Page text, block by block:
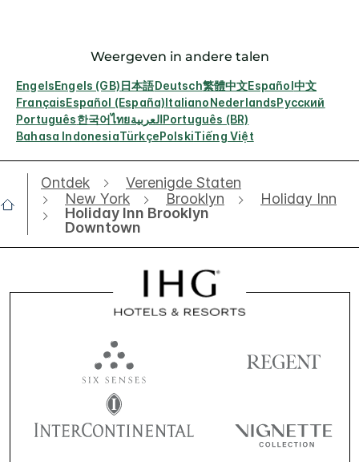
Weergeven in andere talen
EngelsEngels (GB)日本語Deutsch繁體中文Español中文
FrançaisEspañol (España)ItalianoNederlandsРусский
Português한국어ไทยالعربيةPortuguês (BR)
Bahasa IndonesiaTürkçePolskiTiếng Việt
Ontdek
Verenigde Staten
New York
Brooklyn
Holiday Inn
Holiday Inn Brooklyn
Downtown